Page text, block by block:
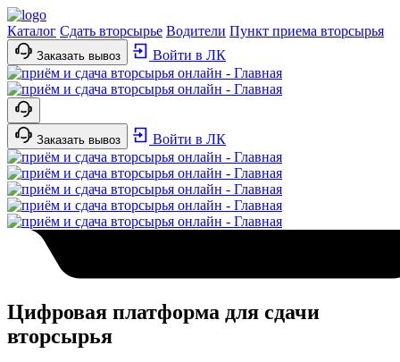
Каталог Сдать вторсырье Водители Пункт приема вторсырья
Заказать вывоз Войти в ЛК
Заказать вывоз Войти в ЛК
Цифровая платформа для сдачи
вторсырья